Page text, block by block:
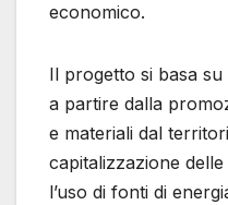
economico.
Il progetto si basa
a partire dalla
e materiali dal
capitalizzazione
l’uso di fonti di